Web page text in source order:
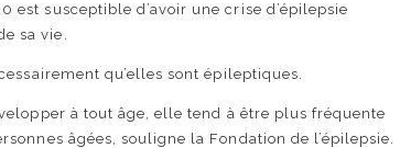
est susceptible d’avoir une crise d’épilepsie
sa vie.
qu’elles sont épileptiques.
à tout âge, elle tend à être plus fréquente
âgées, souligne la Fondation de l’épilepsie.